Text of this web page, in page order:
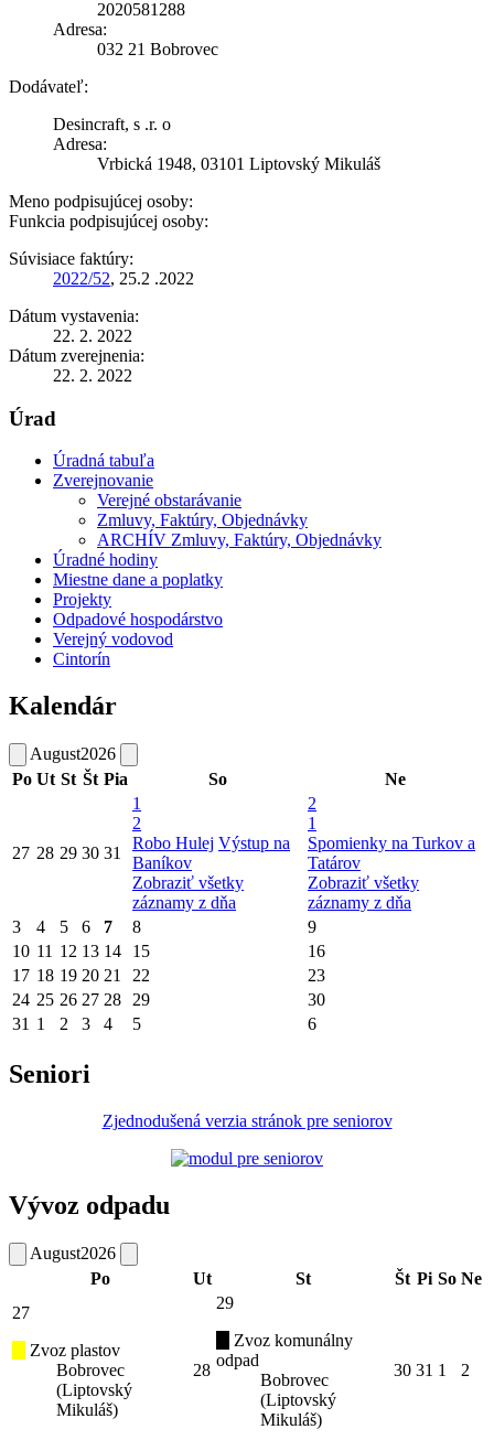
2020581288
Adresa:
032 21 Bobrovec
Dodávateľ:
Desincraft, s .r. o
Adresa:
Vrbická 1948, 03101 Liptovský Mikuláš
Meno podpisujúcej osoby:
Funkcia podpisujúcej osoby:
Súvisiace faktúry:
2022/52, 25.2 .2022
Dátum vystavenia:
22. 2. 2022
Dátum zverejnenia:
22. 2. 2022
Úrad
Úradná tabuľa
Zverejnovanie
Verejné obstarávanie
Zmluvy, Faktúry, Objednávky
ARCHÍV Zmluvy, Faktúry, Objednávky
Úradné hodiny
Miestne dane a poplatky
Projekty
Odpadové hospodárstvo
Verejný vodovod
Cintorín
Kalendár
August2026
Po Ut St Št Pia So Ne
27 28 29 30 31
1
2
Robo Hulej Výstup na
Baníkov
Zobraziť všetky
záznamy z dňa
2
1
Spomienky na Turkov a
Tatárov
Zobraziť všetky
záznamy z dňa
3
4 5 6 7 8
9
10 11 12 13 14 15
16
17 18 19 20 21 22
23
24 25 26 27 28 29
30
31 1 2 3 4 5 6
Seniori
Zjednodušená verzia stránok pre seniorov
Vývoz odpadu
August2026
Po
Ut St Št Pi So Ne
27
Zvoz plastov
Bobrovec
(Liptovský
Mikuláš)
28
29
Zvoz komunálny
odpad
Bobrovec
(Liptovský
Mikuláš)
30 31 1 2